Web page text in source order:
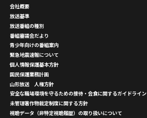
会社概要
放送基準
放送番組の種別
番組審議会だより
青少年向けの番組案内
緊急地震速報について
個人情報保護基本方針
国民保護業務計画
山形放送 人権方針
安全な職場環境を守るための接待・会食に関するガイドライン
未管理著作物裁定制度に関する方針
視聴データ（非特定視聴履歴）の取り扱いについて